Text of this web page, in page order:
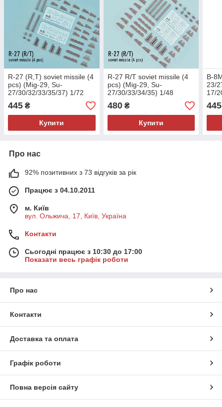
R-27 (R,T) soviet missile (4
pcs) (Mig-29, Su-
27/30/32/33/35/37) 1/72
RES/KIT 72-0015
445 ₴
Купити
R-27 R/T soviet missile (4
pcs) (Mig-29, Su-
27/30/33/34/35) 1/48
RES/KIT 48-0015
480₴
Купити
B-
23/
17/
445
Про нас
92% позитивних з 73 відгуків за рік
Працює з 04.10.2011
м. Київ
вул. Ольжича, 17, Київ, Україна
Контакти
Сьогодні працює з 10:30 до 17:00
Показати весь графік роботи
Про нас
Контакти
Доставка та оплата
Графік роботи
Повна версія сайту